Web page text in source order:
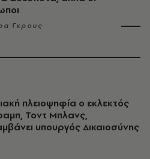
Γκρους
πλειοψηφία ο εκλεκτός
Τοντ Μπλανς,
υπουργός Δικαιοσύνης